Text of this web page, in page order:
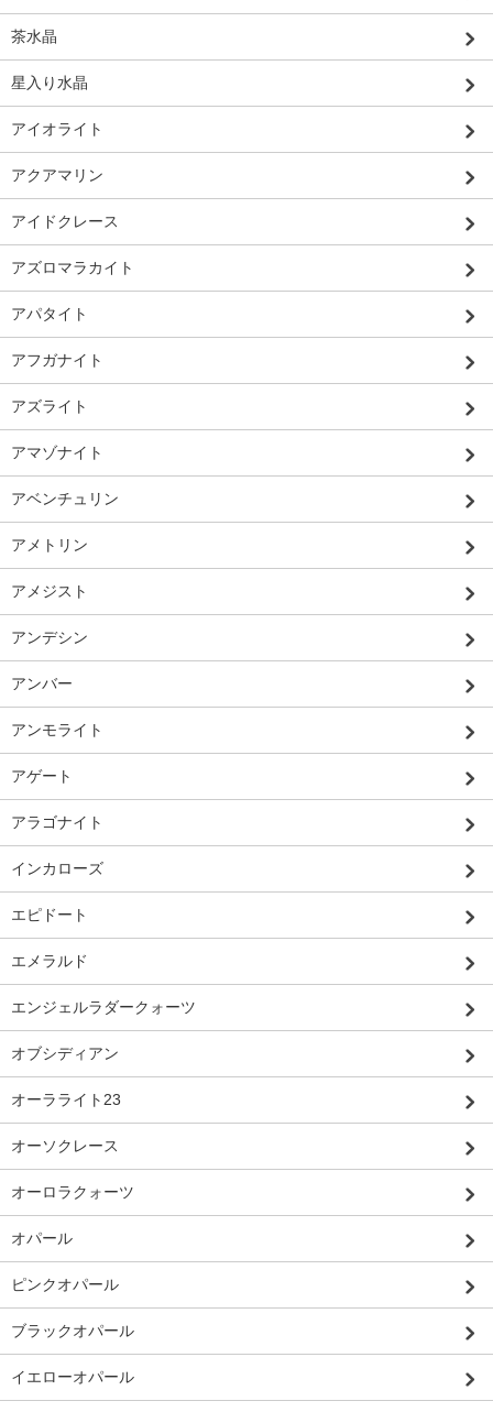
茶水晶
星入り水晶
アイオライト
アクアマリン
アイドクレース
アズロマラカイト
アパタイト
アフガナイト
アズライト
アマゾナイト
アベンチュリン
アメトリン
アメジスト
アンデシン
アンバー
アンモライト
アゲート
アラゴナイト
インカローズ
エピドート
エメラルド
エンジェルラダークォーツ
オブシディアン
オーラライト23
オーソクレース
オーロラクォーツ
オパール
ピンクオパール
ブラックオパール
イエローオパール